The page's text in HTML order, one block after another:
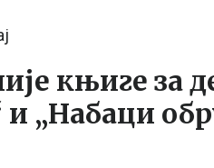
књиге за
и „Набаци